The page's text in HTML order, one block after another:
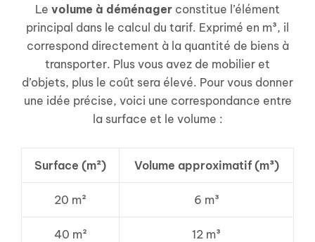
Le volume à déménager constitue l’élément
principal dans le calcul du tarif. Exprimé en m³, il
correspond directement à la quantité de biens à
transporter. Plus vous avez de mobilier et
d’objets, plus le coût sera élevé. Pour vous donner
une idée précise, voici une correspondance entre
la surface et le volume :
Surface (m²) Volume approximatif (m³)
20 m² 6 m³
40 m² 12 m³